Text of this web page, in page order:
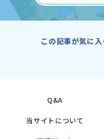
この記事が気に
Q&A
当サイトについて